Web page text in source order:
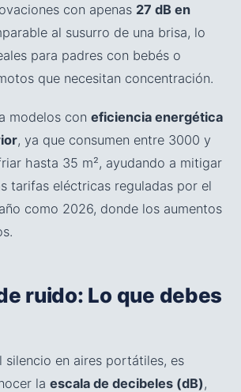
con apenas 27 dB en
al susurro de una brisa, lo
para padres con bebés o
que necesitan concentración.
modelos con eficiencia energética
, ya que consumen entre 3000 y
hasta 35 m², ayudando a mitigar
tarifas eléctricas reguladas por el
como 2026, donde los aumentos
ruido: Lo que debes
silencio en aires portátiles, es
la escala de decibeles (dB) ,